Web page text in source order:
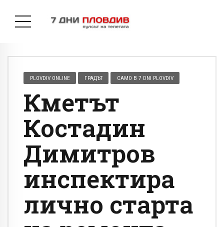
PLOVDIV ONLINE ГРАДЪТ САМО В 7 DNI PLOVDIV
Кметът
Костадин
Димитров
инспектира
лично старта